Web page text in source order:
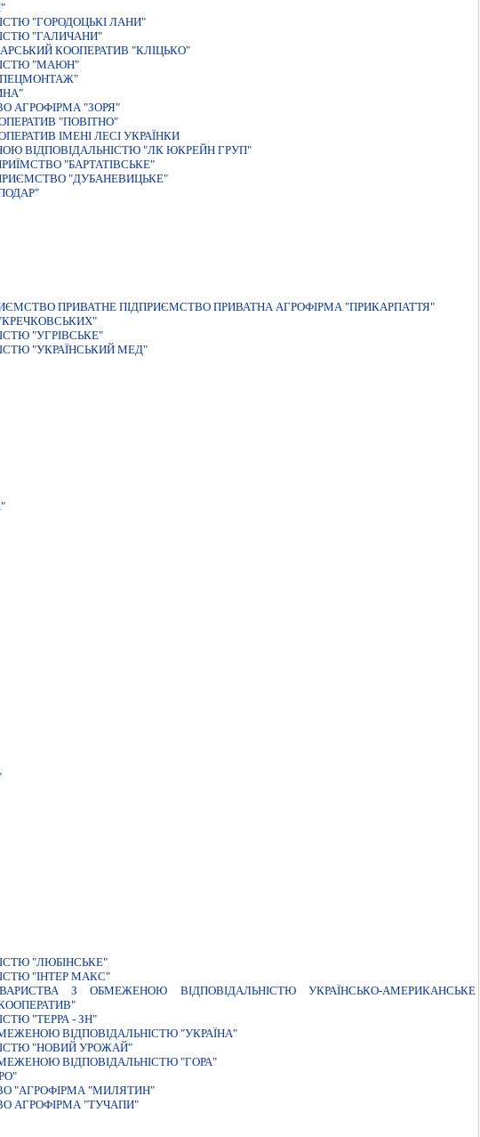
"ГОРОДОЦЬКI ЛАНИ"
"ГАЛИЧАНИ"
КООПЕРАТИВ "КЛІЦЬКО"
"МАЮН"
АГРОФІРМА "ЗОРЯ"
"ПОВIТНО"
ІМЕНІ ЛЕСІ УКРАЇНКИ
ВIДПОВIДАЛЬНIСТЮ "ЛК ЮКРЕЙН ГРУП"
"БАРТАТIВСЬКЕ"
"ДУБАНЕВИЦЬКЕ"
ПРИВАТНЕ ПIДПРИЄМСТВО ПРИВАТНА АГРОФIРМА "ПРИКАРПАТТЯ"
"УГРIВСЬКЕ"
"УКРАЇНСЬКИЙ МЕД"
"ЛЮБІНСЬКЕ"
"IНТЕР МАКС"
З ОБМЕЖЕНОЮ ВIДПОВIДАЛЬНIСТЮ УКРАЇНСЬКО-АМЕРИКАНСЬКЕ
"ТЕРРА - ЗН"
ВІДПОВІДАЛЬНІСТЮ "УКРАЇНА"
"НОВИЙ УРОЖАЙ"
ВІДПОВІДАЛЬНІСТЮ "ГОРА"
"АГРОФIРМА "МИЛЯТИН"
АГРОФIРМА "ТУЧАПИ"